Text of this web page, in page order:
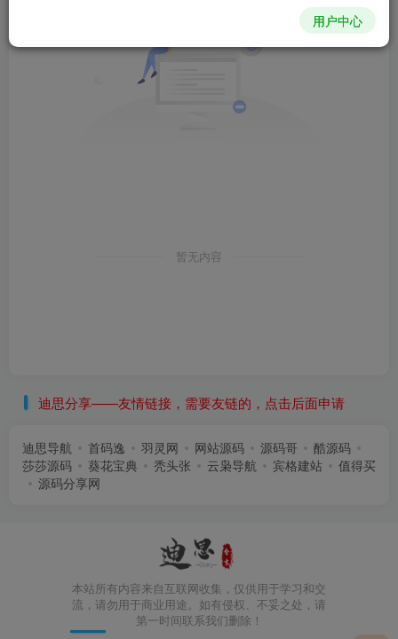
暂无内容
迪思分享——友情链接，需要友链的，点击后面申请
迪思导航 首码逸 羽灵网 网站源码 源码哥
酷源码
莎莎源码
葵花宝典 秃头张 云枭导航 宾格建站
值得买
源码分享网
本站所有内容来自互联网收集，仅供用于学习和交
流，请勿用于商业用途。如有侵权、不妥之处，请
第一时间联系我们删除！
用户中心